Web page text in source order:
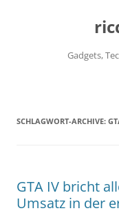
Gadgets,
SCHLAGWORT-ARCHIVE:
GTA IV bricht
Umsatz in der